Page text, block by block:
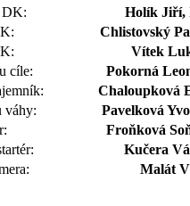
DK:
Holík Jiří,
Chlistovský
Vítek
cíle:
Pokorná
Chaloupková
váhy:
Pavelková
Froňková
Kučera
Malát